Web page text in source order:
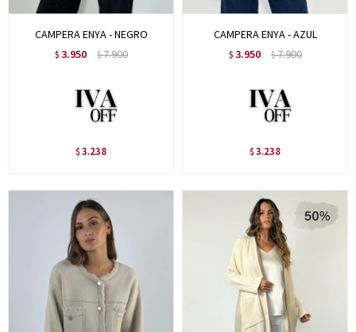
CAMPERA ENYA - NEGRO
$ 3.950 $7.900
$ 3.238
CAMPERA ENYA - AZUL
$ 3.950 $7.900
$ 3.238